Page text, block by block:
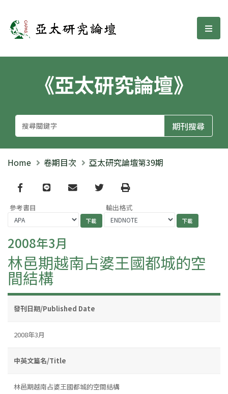
亞太研究論壇 選
《亞太研究論壇》
Home 卷期目次 亞太研究論壇第39期
Facebook
line email TwitterPrint
參考書目 輸出格式
2008年3月
林邑期越南占婆王國都城的空
間結構
發刊日期/Published Date
2008年3月
中英文篇名/Title
林邑期越南占婆王國都城的空間結構